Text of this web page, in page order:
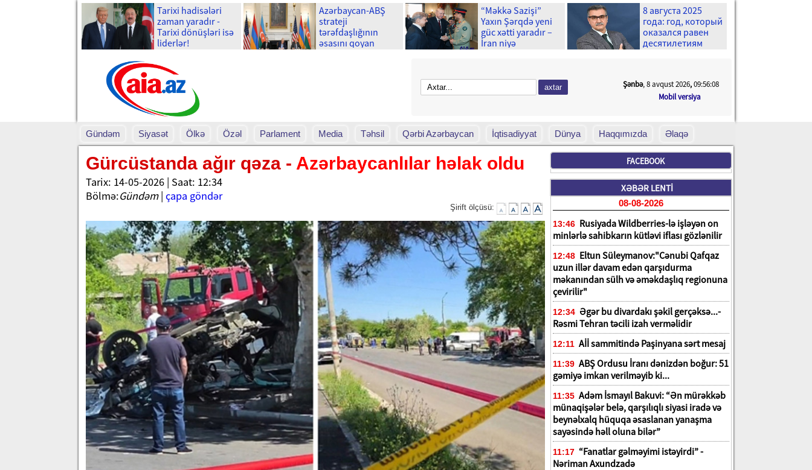
Tarixi hadisələri
zaman yaradır -
Tarixi dönüşləri isə
liderlər!
Azərbaycan-ABŞ
strateji
tərəfdaşlığının
əsasını qoyan
“Məkkə Sazişi”
Yaxın Şərqdə yeni
güc xətti yaradır –
İran niyə
8 августа 2025
года: год, который
оказался равен
десятилетиям
Mobil versiya
Şənbə, 8 avqust 2026,09:56:10
Gündəm Siyasət Ölkə Özəl Parlament Media Təhsil Qərbi Azərbaycan İqtisadiyyat Dünya Haqqımızda Əlaqə
Gürcüstanda ağır qəza - Azərbaycanlılar həlak oldu
Tarix: 14-05-2026 | Saat: 12:34
Bölmə:Gündəm| çapa göndər
Şirift ölçüsü:
FACEBOOK
XƏBƏR LENTİ
08-08-2026
13:46 Rusiyada Wildberries-lə işləyən on
minlərlə sahibkarın kütləvi iflası gözlənilir
12:48 Eltun Süleymanov:"Cənubi Qafqaz
uzun illər davam edən qarşıdurma
məkanından sülh və əməkdaşlıq regionuna
çevirilir"
12:34 Əgər bu divardakı şəkil gerçəksə...-
Rəsmi Tehran təcili izah verməlidir
12:11 Aİİ sammitində Paşinyana sərt mesaj
11:39 ABŞ Ordusu İranı dənizdən boğur: 51
gəmiyə imkan verilməyib ki...
11:35 Adəm İsmayıl Bakuvi: “Ən mürəkkəb
münaqişələr belə, qarşılıqlı siyasi iradə və
beynəlxalq hüquqa əsaslanan yanaşma
sayəsində həll oluna bilər”
11:17 “Fanatlar gəlməyimi istəyirdi” -
Nəriman Axundzadə